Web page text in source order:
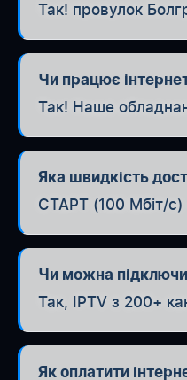
Так! провулок
Чи працює інтернет
Так! Наше
Яка швидкість
СТАРТ (100 Мбіт/с)
Чи можна
Так, IPTV з 200+
Як оплатити